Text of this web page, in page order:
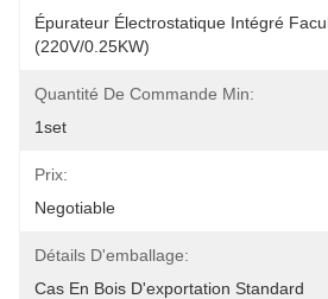
Épurateur Électrostatique Intégré
(220V/0.25KW)
Quantité De Commande Min:
1set
Prix:
Negotiable
Détails D'emballage:
Cas En Bois D'exportation Standard